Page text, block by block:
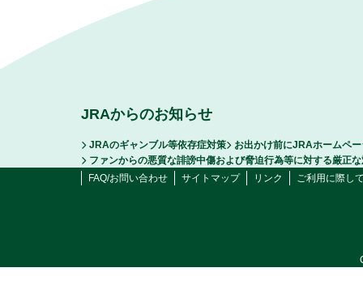
JRAからのお知らせ
JRAのギャンブル等依存症対策
お出かけ前にJRAホームペ
ファンからの悪質な誹謗中傷および脅迫行為等に対する厳正
FAQ/お問い合わせ
サイトマップ リンク ご利用に際し